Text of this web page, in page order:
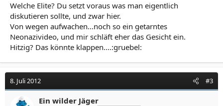
Welche Elite? Du setzt voraus was man eigentlich
diskutieren sollte, und zwar hier.
Von wegen aufwachen...noch so ein getarntes
Neonazivideo, und mir schläft eher das Gesicht ein.
Hitzig? Das könnte klappen....:gruebel:
8. Juli 2012 #3
Ein wilder Jäger